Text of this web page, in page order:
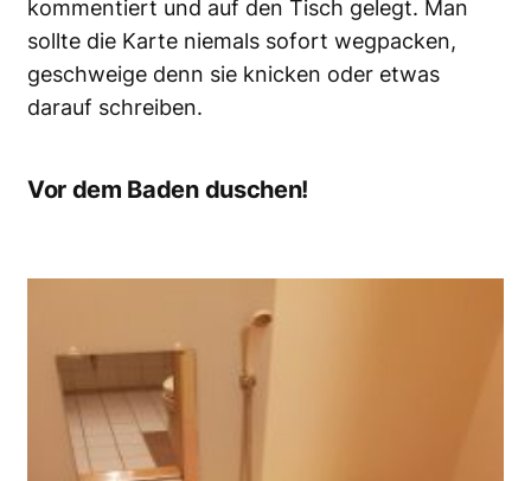
kommentiert und auf den Tisch gelegt. Man
sollte die Karte niemals sofort wegpacken,
geschweige denn sie knicken oder etwas
darauf schreiben.
Vor dem Baden duschen!